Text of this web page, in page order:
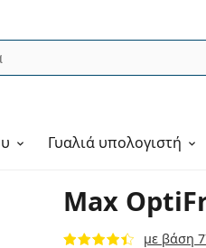
Γυαλιά υπολογιστή
Max
με βάση